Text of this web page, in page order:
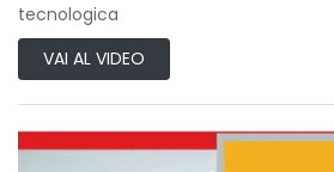
tecnologica
VAI AL VIDEO